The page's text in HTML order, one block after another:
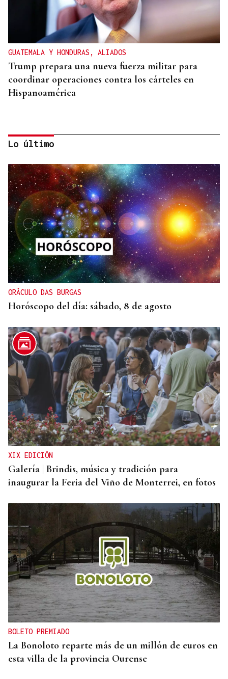
GUATEMALA Y HONDURAS, ALIADOS
Trump prepara una nueva fuerza militar para
coordinar operaciones contra los cárteles en
Hispanoamérica
ASESINÓ A SU ABUELO
Un tiroteo escolar en Tailandia deja al menos 6
muertos y 15 heridos
Lo último
ORÁCULO DAS BURGAS
Horóscopo del día: sábado, 8 de agosto
XIX EDICIÓN
Galería | Brindis, música y tradición para
inaugurar la Feria del Viño de Monterrei, en fotos
BOLETO PREMIADO
La Bonoloto reparte más de un millón de euros en
esta villa de la provincia Ourense